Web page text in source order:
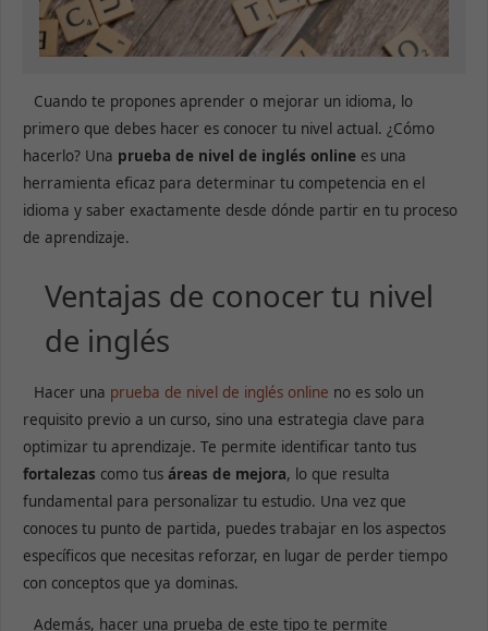
Cuando te propones aprender o mejorar un idioma, lo
primero que debes hacer es conocer tu nivel actual. ¿Cómo
hacerlo? Una prueba de nivel de inglés online es una
herramienta eficaz para determinar tu competencia en el
idioma y saber exactamente desde dónde partir en tu proceso
de aprendizaje.
Ventajas de conocer tu nivel
de inglés
Hacer una prueba de nivel de inglés online no es solo un
requisito previo a un curso, sino una estrategia clave para
optimizar tu aprendizaje. Te permite identificar tanto tus
fortalezas como tusáreas de mejora, lo que resulta
fundamental para personalizar tu estudio. Una vez que
conoces tu punto de partida, puedes trabajar en los aspectos
específicos que necesitas reforzar, en lugar de perder tiempo
con conceptos que ya dominas.
Además, hacer una prueba de este tipo te permite